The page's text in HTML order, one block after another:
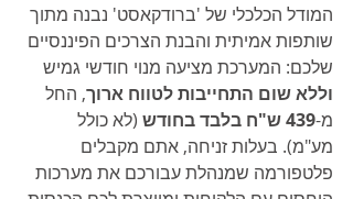
המודל הכלכלי של 'ברודקאסט' נבנה מתוך
שותפות אמיתית והבנת הצרכים הפיננסיים
שלכם: המערכת מציעה מנוי חודשי גמיש
וללא שום התחייבות לטווח ארוך, החל
מ-439 ש"ח בלבד בחודש
(לא כולל
מע"מ). בעלות זניחה, אתם מקבלים
פלטפורמה שמנהלת עבורכם את מערכות